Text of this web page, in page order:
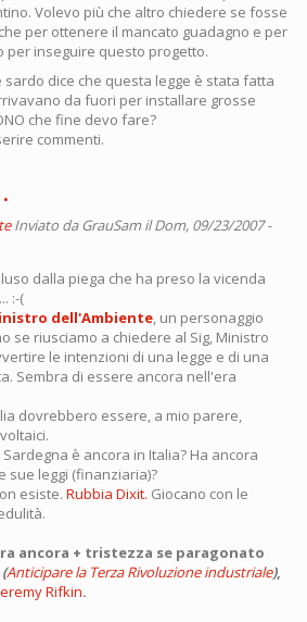
Volevo più che altro chiedere se fosse
per ottenere il mancato guadagno e per
per inseguire questo progetto.
dice che questa legge è stata fatta
da fuori per installare grosse
che fine devo fare?
commenti.
Inviato daGrauSamil Dom, 09/23/2007 -
dalla piega che ha preso la vicenda
:-(
dell'Ambiente , un personaggio
se riusciamo a chiedere al Sig, Ministro
le intenzioni di una legge e di una
Sembra di essere ancora nell'era
dovrebbero essere, a mio parere,
è ancora in Italia? Ha ancora
sue leggi (finanziaria)?
esiste. Rubbia Dixit. Giocano con le
ancora + tristezza se paragonato
(Anticipare la Terza Rivoluzione industriale),
Rifkin.